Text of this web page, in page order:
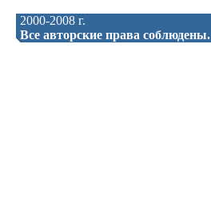
2000-2008 г.
Все авторские права соблюдены.